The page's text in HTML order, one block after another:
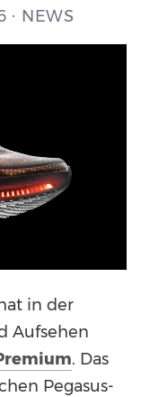
· NEWS
in der
Aufsehen
. Das
Pegasus-